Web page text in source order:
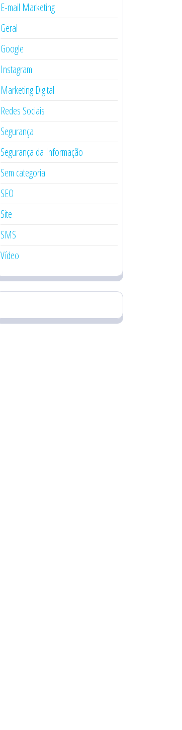
E-mail Marketing
Geral
Google
Instagram
Marketing Digital
Redes Sociais
Segurança
Segurança da Informação
Sem categoria
SEO
Site
SMS
Vídeo